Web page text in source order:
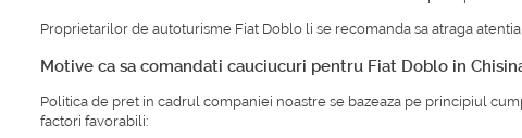
Proprietarilor de autoturisme Fiat Doblo li se recomanda sa atraga
Motive ca sa comandati cauciucuri pentru Fiat Doblo in
Politica de pret in cadrul companiei noastre se bazeaza pe principiul
factori favorabili: